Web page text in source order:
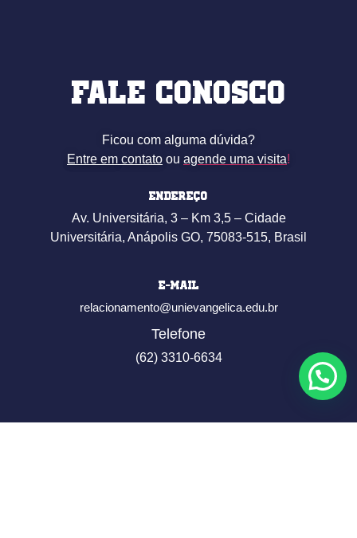
Fale conosco
Ficou com alguma dúvida?
Entre em contato ou agende uma visita!
Endereço
Av. Universitária, 3 – Km 3,5 – Cidade
Universitária, Anápolis GO, 75083-515, Brasil
E-mail
relacionamento@unievangelica.edu.br
Telefone
(62) 3310-6634